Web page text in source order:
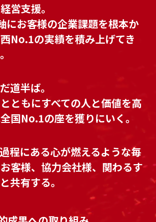
営支援。
にお客様の企業課題を根本か
No.1の実績を積み上げてき
道半ば。
ともにすべての人と価値を高
国No.1の座を獲りにいく。
程にある心が燃えるような毎
客様、協力会社様、 関わるす
共有する。